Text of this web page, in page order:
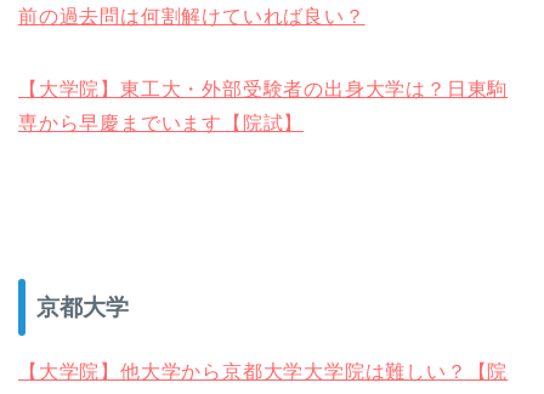
前の過去問は何割解けていれば良い？
【大学院】東工大・外部受験者の出身大学は？日東駒
専から早慶までいます【院試】
京都大学
【大学院】他大学から京都大学大学院は難しい？【院